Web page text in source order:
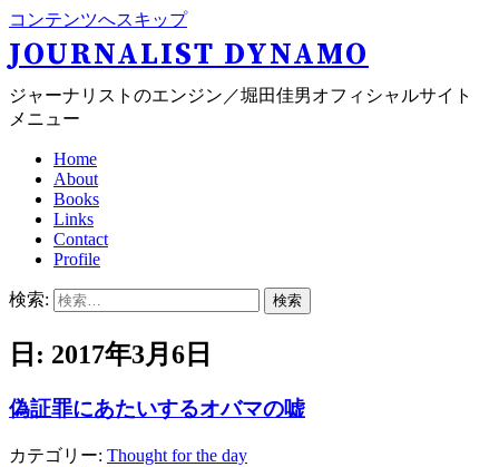
コンテンツへスキップ
JOURNALIST DYNAMO
ジャーナリストのエンジン／堀田佳男オフィシャルサイト
メニュー
Home
About
Books
Links
Contact
Profile
検索:
日: 2017年3月6日
偽証罪にあたいするオバマの嘘
カテゴリー: Thought for the day